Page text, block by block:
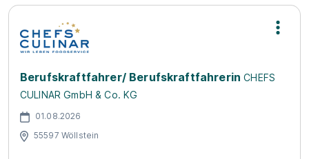
Berufskraftfahrer/ Berufskraftfahrerin CHEFS
CULINAR GmbH & Co. KG
01.08.2026
55597 Wöllstein